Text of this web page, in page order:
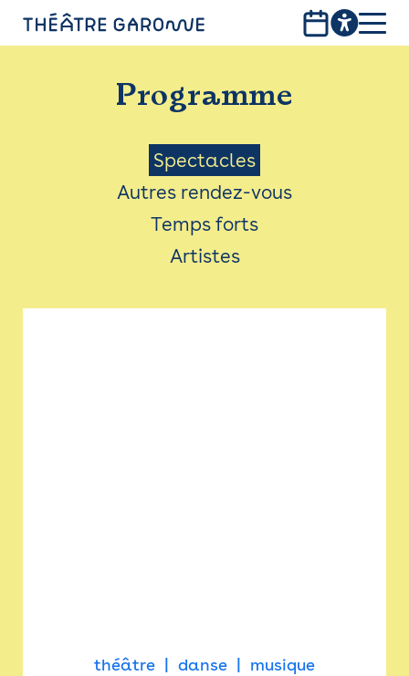
PROGRAMME
INFOS PRATIQUES
AVEC LES PUBLICS
ACCESSIBILITÉ
LES PRODUCTIONS
Programme
Menu
Saison
Spectacles
Autres rendez-vous
Temps forts
Artistes
théâtre danse musique